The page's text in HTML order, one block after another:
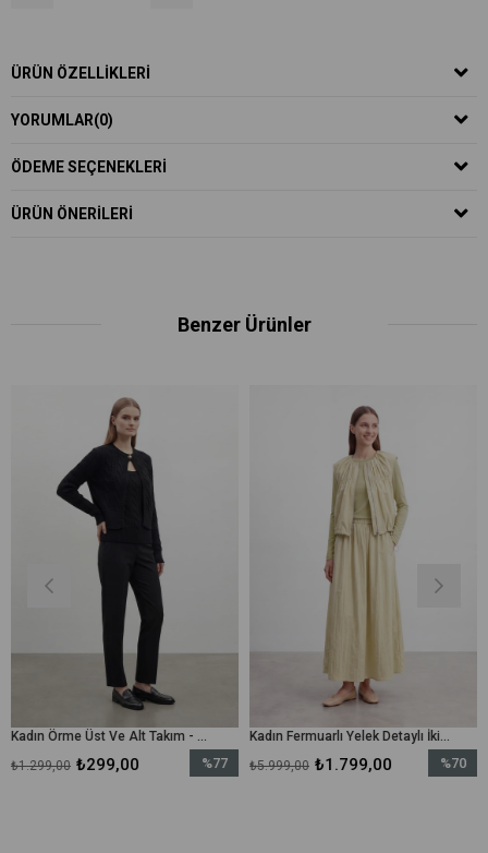
ÜRÜN ÖZELLIKLERI
YORUMLAR(0)
ÖDEME SEÇENEKLERI
ÜRÜN ÖNERILERI
Benzer Ürünler
Kadın Örme Üst Ve Alt Takım - 31778TKS - Siyah
₺299,00
%77
Kadın Fermuarlı Yelek Detaylı İkili Elbise – 26S-32509TKS - Zeytin Yeşili
₺1.799,00
₺5.999,00
%70
₺5.499,00